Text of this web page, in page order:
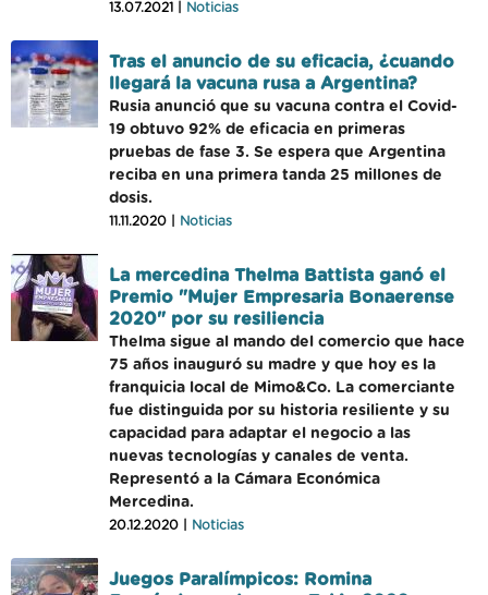
13.07.2021 | Noticias
Tras el anuncio de su eficacia, ¿cuando
llegará la vacuna rusa a Argentina?
Rusia anunció que su vacuna contra el Covid-
19 obtuvo 92% de eficacia en primeras
pruebas de fase 3. Se espera que Argentina
reciba en una primera tanda 25 millones de
dosis.
11.11.2020 | Noticias
La mercedina Thelma Battista ganó el
Premio "Mujer Empresaria Bonaerense
2020" por su resiliencia
Thelma sigue al mando del comercio que hace
75 años inauguró su madre y que hoy es la
franquicia local de Mimo&Co. La comerciante
fue distinguida por su historia resiliente y su
capacidad para adaptar el negocio a las
nuevas tecnologías y canales de venta.
Representó a la Cámara Económica
Mercedina.
20.12.2020 | Noticias
Juegos Paralímpicos: Romina